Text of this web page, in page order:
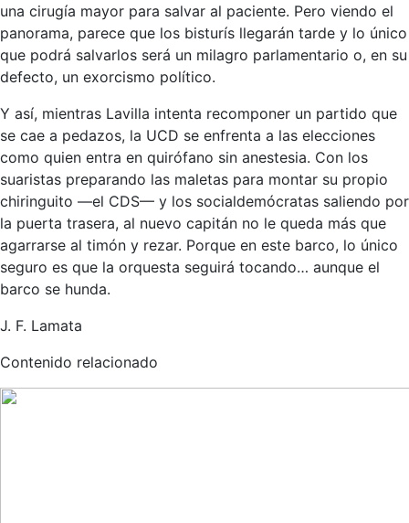
una cirugía mayor para salvar al paciente. Pero viendo el
panorama, parece que los bisturís llegarán tarde y lo único
que podrá salvarlos será un milagro parlamentario o, en su
defecto, un exorcismo político.
Y así, mientras Lavilla intenta recomponer un partido que
se cae a pedazos, la UCD se enfrenta a las elecciones
como quien entra en quirófano sin anestesia. Con los
suaristas preparando las maletas para montar su propio
chiringuito —el CDS— y los socialdemócratas saliendo por
la puerta trasera, al nuevo capitán no le queda más que
agarrarse al timón y rezar. Porque en este barco, lo único
seguro es que la orquesta seguirá tocando… aunque el
barco se hunda.
J. F. Lamata
Contenido relacionado